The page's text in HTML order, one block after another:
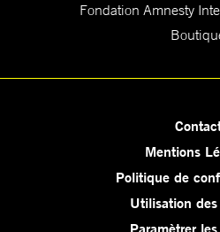
Fondation Amnesty
Mentions
Politique de
Utilisation
Paramètrer